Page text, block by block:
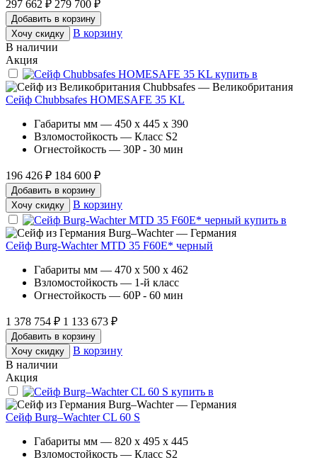
297 662 ₽ 279 700 ₽
Добавить в корзину
Хочу скидку
В корзину
В наличии
Акция
Chubbsafes — Великобритания
Сейф Chubbsafes HOMESAFE 35 KL
Габариты мм — 450 x 445 x 390
Взломостойкость — Класс S2
Огнестойкость — 30P - 30 мин
196 426 ₽ 184 600 ₽
Добавить в корзину
Хочу скидку
В корзину
Burg–Wachter — Германия
Сейф Burg-Wachter MTD 35 F60E* черный
Габариты мм — 470 x 500 x 462
Взломостойкость — 1-й класс
Огнестойкость — 60P - 60 мин
1 378 754 ₽ 1 133 673 ₽
Добавить в корзину
Хочу скидку
В корзину
В наличии
Акция
Burg–Wachter — Германия
Сейф Burg–Wachter CL 60 S
Габариты мм — 820 x 495 x 445
Взломостойкость — Класс S2